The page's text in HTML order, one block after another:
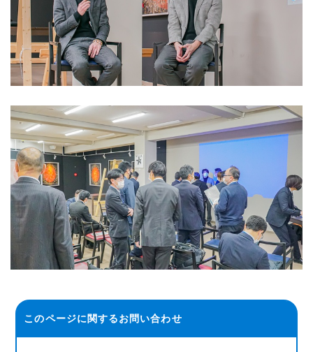
このページに関するお問い合わせ